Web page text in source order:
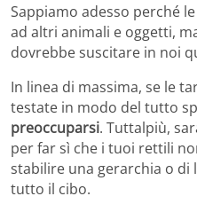
Sappiamo adesso perché
ad altri animali e oggetti,
dovrebbe suscitare in noi
In linea di massima, se le
testate in modo del tutto
preoccuparsi. Tuttalpiù,
per far sì che i tuoi rettili
stabilire una gerarchia o
tutto il cibo.